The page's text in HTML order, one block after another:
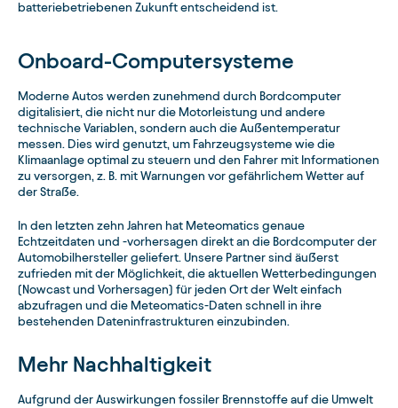
batteriebetriebenen Zukunft entscheidend ist.
Onboard-Computersysteme
Moderne Autos werden zunehmend durch Bordcomputer
digitalisiert, die nicht nur die Motorleistung und andere
technische Variablen, sondern auch die Außentemperatur
messen. Dies wird genutzt, um Fahrzeugsysteme wie die
Klimaanlage optimal zu steuern und den Fahrer mit Informationen
zu versorgen, z. B. mit Warnungen vor gefährlichem Wetter auf
der Straße.
In den letzten zehn Jahren hat Meteomatics genaue
Echtzeitdaten und -vorhersagen direkt an die Bordcomputer der
Automobilhersteller geliefert. Unsere Partner sind äußerst
zufrieden mit der Möglichkeit, die aktuellen Wetterbedingungen
(Nowcast und Vorhersagen) für jeden Ort der Welt einfach
abzufragen und die Meteomatics-Daten schnell in ihre
bestehenden Dateninfrastrukturen einzubinden.
Mehr Nachhaltigkeit
Aufgrund der Auswirkungen fossiler Brennstoffe auf die Umwelt